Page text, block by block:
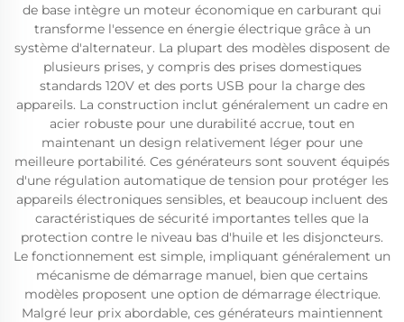
de base intègre un moteur économique en carburant qui
transforme l'essence en énergie électrique grâce à un
système d'alternateur. La plupart des modèles disposent de
plusieurs prises, y compris des prises domestiques
standards 120V et des ports USB pour la charge des
appareils. La construction inclut généralement un cadre en
acier robuste pour une durabilité accrue, tout en
maintenant un design relativement léger pour une
meilleure portabilité. Ces générateurs sont souvent équipés
d'une régulation automatique de tension pour protéger les
appareils électroniques sensibles, et beaucoup incluent des
caractéristiques de sécurité importantes telles que la
protection contre le niveau bas d'huile et les disjoncteurs.
Le fonctionnement est simple, impliquant généralement un
mécanisme de démarrage manuel, bien que certains
modèles proposent une option de démarrage électrique.
Malgré leur prix abordable, ces générateurs maintiennent